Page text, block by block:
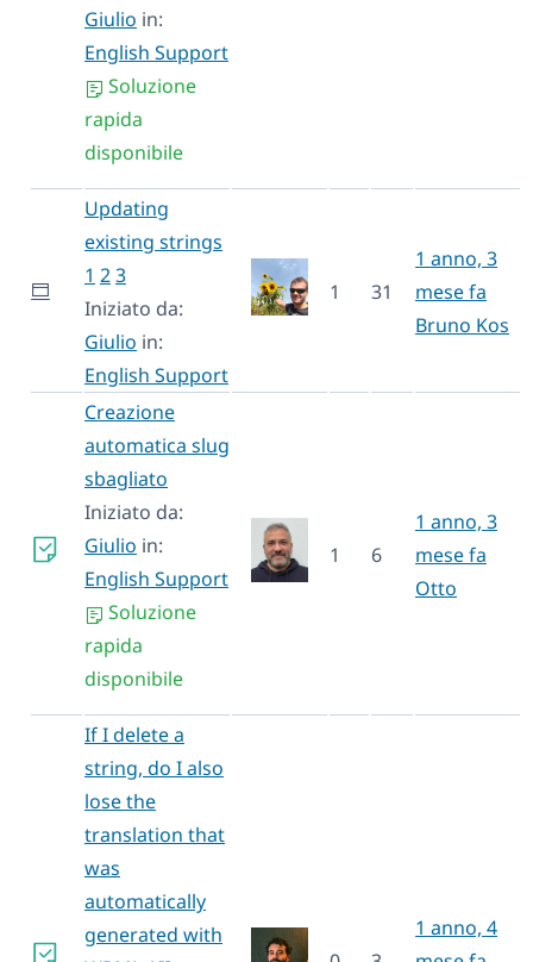
Giulio in:
English Support
Soluzione
rapida
disponibile
Updating
existing strings
1 23
Iniziato da:
Giulio in:
English Support
1 31
1 anno, 3
mese fa
Bruno Kos
Creazione
automatica slug
sbagliato
Iniziato da:
Giulio in:
English Support
Soluzione
rapida
disponibile
1 6
1 anno, 3
mese fa
Otto
If I delete a
string, do I also
lose the
translation that
was
automatically
generated with
1 anno, 4